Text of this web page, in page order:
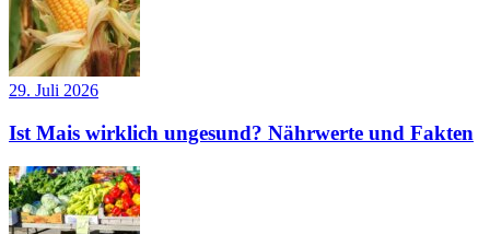
29. Juli 2026
Ist Mais wirklich ungesund? Nährwerte und Fakten